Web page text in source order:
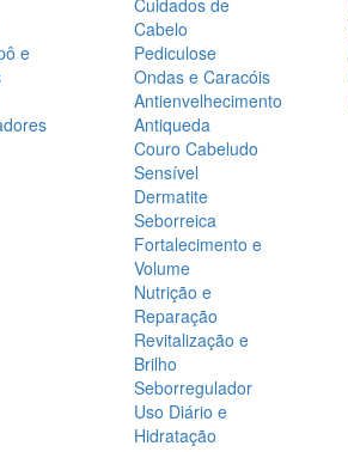
e
Cuidados de
Cabelo
Pediculose
Ondas e Caracóis
Antienvelhecimento
Antiqueda
Couro Cabeludo
Sensível
Dermatite
Seborreica
Fortalecimento e
Volume
Nutrição e
Reparação
Revitalização e
Brilho
Seborregulador
Uso Diário e
Hidratação